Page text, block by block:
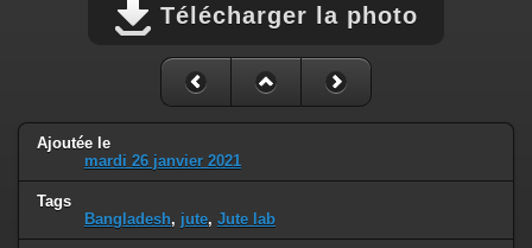
Télécharger la photo
Ajoutée le
mardi 26 janvier 2021
Tags
Bangladesh, jute, Jute lab